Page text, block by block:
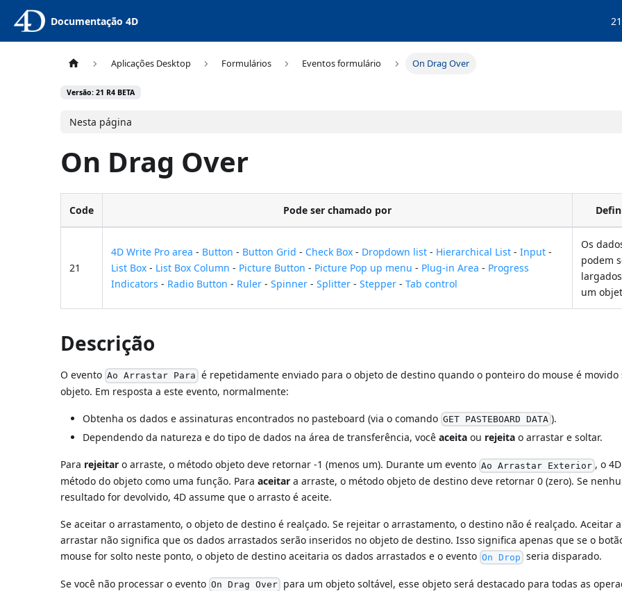
Documentação 4D
Aplicações Desktop Formulários Eventos formulário On Drag Over
Versão: 21 R4 BETA
Nesta página
On Drag Over
Code Pode ser chamado por
21
4D Write Pro area - Button - Button Grid - Check Box - Dropdown list - Hierarchical List -Input -
List Box - List Box Column - Picture Button - Picture Pop up menu - Plug-in Area - Progress
Indicators - Radio Button - Ruler -Spinner -Splitter -Stepper -Tab control
Os
podem
um
Descrição
O evento Ao Arrastar Para é repetidamente enviado para o objeto de destino quando o ponteiro do mouse é movido
objeto. Em resposta a este evento, normalmente:
Obtenha os dados e assinaturas encontrados no pasteboard (via o comando GET PASTEBOARD DATA ).
Dependendo da natureza e do tipo de dados na área de transferência, vocêaceita ou rejeita o arrastar e soltar.
Para rejeitar o arraste, o método objeto deve retornar -1 (menos um). Durante um evento Ao Arrastar Exterior , o
método do objeto como uma função. Paraaceitar a arraste, o método objeto de destino deve retornar 0 (zero). Se
resultado for devolvido, 4D assume que o arrasto é aceite.
Se aceitar o arrastamento, o objeto de destino é realçado. Se rejeitar o arrastamento, o destino não é realçado. Aceitar
arrastar não significa que os dados arrastados serão inseridos no objeto de destino. Isso significa apenas que se o
mouse for solto neste ponto, o objeto de destino aceitaria os dados arrastados e o evento On Drop seria disparado.
Se você não processar o evento On Drag Over para um objeto soltável, esse objeto será destacado para todas as